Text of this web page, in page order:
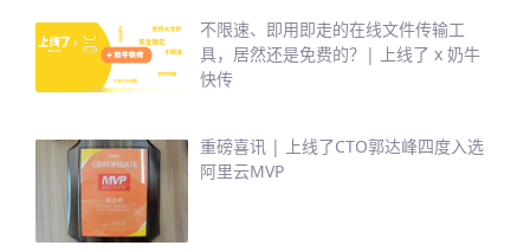
不限速、即用即走的在线文件传输工
具，居然还是免费的？| 上线了 x 奶牛
快传
重磅喜讯 | 上线了CTO郭达峰四度入选
阿里云MVP